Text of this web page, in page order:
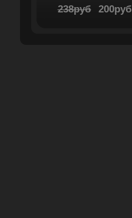
238руб 200руб